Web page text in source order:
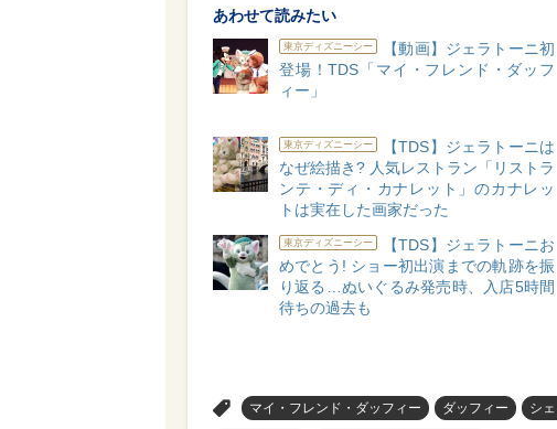
あわせて読みたい
東京ディズニーシー
【動画】ジェラトーニ初
登場！TDS「マイ・フレンド・ダッフ
ィー」
東京ディズニーシー
【TDS】ジェラトーニは
なぜ絵描き? 人気レストラン「リストラ
ンテ・ディ・カナレット」のカナレッ
トは実在した画家だった
東京ディズニーシー
【TDS】ジェラトーニお
めでとう! ショー初出演までの軌跡を振
り返る…ぬいぐるみ発売時、入店5時間
待ちの過去も
マイ・フレンド・ダッフィー ダッフィー シ